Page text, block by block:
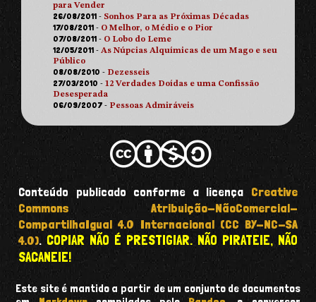
para Vender
26/08/2011 - Sonhos Para as Próximas Décadas
17/08/2011 - O Melhor, o Médio e o Pior
07/08/2011 - O Lobo do Leme
12/05/2011 -As Núpcias Alquímicas de um Mago e seu
Público
08/08/2010 - Dezesseis
27/03/2010 -12 Verdades Doídas e uma Confissão
Desesperada
06/09/2007 - Pessoas Admiráveis
Conteúdo publicado conforme a licença Creative
Commons Atribuição-NãoComercial-
CompartilhaIgual 4.0 Internacional (CC BY-NC-SA
4.0). COPIAR NÃO É PRESTIGIAR. NÃO PIRATEIE, NÃO
SACANEIE!
Este site é mantido a partir de um conjunto de documentos